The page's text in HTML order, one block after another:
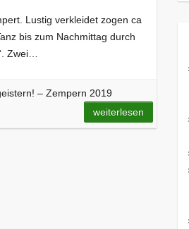
Lustig verkleidet zogen ca
bis zum Nachmittag durch
Zwei…
– Zempern 2019
weiterlesen